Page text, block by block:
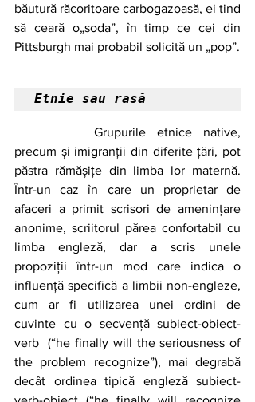
băutură răcoritoare carbogazoasă, ei tind
să ceară o„soda”, în timp ce cei din
Etnie sau rasă
precum și imigranții din diferite țări, pot
păstra rămășițe din limba lor maternă.
Într-un caz în care un proprietar de
afaceri a primit scrisori de amenințare
anonime, scriitorul părea confortabil cu
limba engleză, dar a scris unele
propoziții într-un mod care indica o
influență specifică a limbii non-engleze,
cum ar fi utilizarea unei ordini de
cuvinte cu o secvență subiect-obiect-
verb  (“he finally will the seriousness of
the problem recognize”), mai degrabă
decât ordinea tipică engleză subiect-